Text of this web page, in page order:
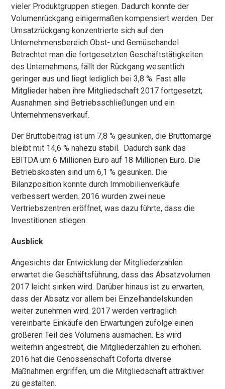
vieler Produktgruppen stiegen. Dadurch konnte der
Volumenrückgang einigermaßen kompensiert werden. Der
Umsatzrückgang konzentrierte sich auf den
Unternehmensbereich Obst- und Gemüsehandel.
Betrachtet man die fortgesetzten Geschäftstätigkeiten
des Unternehmens, fällt der Rückgang wesentlich
geringer aus und liegt lediglich bei 3,8 %. Fast alle
Mitglieder haben ihre Mitgliedschaft 2017 fortgesetzt;
Ausnahmen sind Betriebsschließungen und ein
Unternehmensverkauf.
Der Bruttobeitrag ist um 7,8 % gesunken, die Bruttomarge
bleibt mit 14,6 % nahezu stabil. Dadurch sank das
EBITDA um 6 Millionen Euro auf 18 Millionen Euro. Die
Betriebskosten sind um 6,1 % gesunken. Die
Bilanzposition konnte durch Immobilienverkäufe
verbessert werden. 2016 wurden zwei neue
Vertriebszentren eröffnet, was dazu führte, dass die
Investitionen stiegen.
Ausblick
Angesichts der Entwicklung der Mitgliederzahlen
erwartet die Geschäftsführung, dass das Absatzvolumen
2017 leicht sinken wird. Darüber hinaus ist zu erwarten,
dass der Absatz vor allem bei Einzelhandelskunden
weiter zunehmen wird. 2017 werden vertraglich
vereinbarte Einkäufe den Erwartungen zufolge einen
größeren Teil des Volumens ausmachen. Es wird
weiterhin angestrebt, die Mitgliederzahlen zu erhöhen.
2016 hat die Genossenschaft Coforta diverse
Maßnahmen ergriffen, um die Mitgliedschaft attraktiver
zu gestalten.